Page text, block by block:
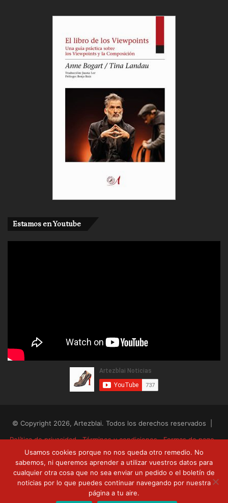
Estamos en Youtube
© Copyright 2026, Artezblai. Todos los derechos reservados |
Política de privacidad
Términos y condiciones
Formas de pago
Envíos y devoluciones
RSS Facebook
TwitterYouTube
Usamos cookies porque no nos queda otro remedio. No
sabemos, ni queremos aprender a utilizar vuestros datos para
cualquier otra cosa que no sea enviar un pedido o el boletín de
noticias por lo que puedes continuar navegando por nuestra
página a tu aire.